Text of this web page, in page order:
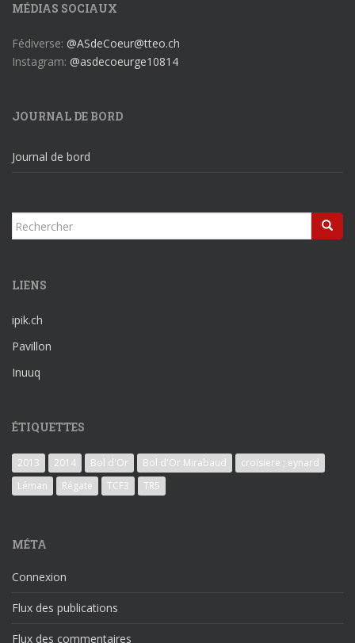
MÉDIAS SOCIAUX
Fédiverse: @ASdeCoeur@tteo.ch
Instagram: @asdecoeurge10814
JOURNAL DE BORD
Journal de bord
Rechercher...
LIENS
ipik.ch
Pavillon
Inuuq
ÉTIQUETTES
2013 2014 Bol d'Or Bol d'Or Mirabaud
croisiere ; eynard
Léman
Régate TCF3 TR5
MÉTA
Connexion
Flux des publications
Flux des commentaires